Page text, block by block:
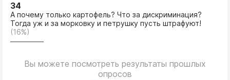
34
А почему только картофель? Что за дискриминация?
Тогда уж и за морковку и петрушку пусть штрафуют!
(16%)
Вы можете посмотреть результаты прошлых
опросов